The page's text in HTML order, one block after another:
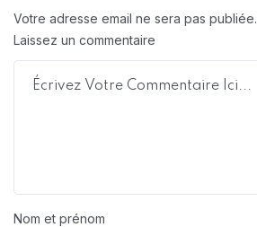
Votre adresse email ne sera pas publiée.
Laissez un commentaire
Nom et prénom